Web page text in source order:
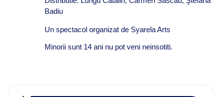
Badiu
Un spectacol organizat de Syarela Arts
Minorii sunt 14 ani nu pot veni neinsotiti.